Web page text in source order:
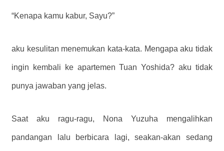
“Kenapa kamu kabur, Sayu?”
aku kesulitan menemukan kata-kata. Mengapa aku tidak
ingin kembali ke apartemen Tuan Yoshida? aku tidak
punya jawaban yang jelas.
Saat aku ragu-ragu, Nona Yuzuha mengalihkan
pandangan lalu berbicara lagi, seakan-akan sedang